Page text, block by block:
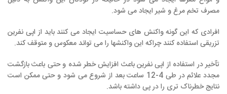
مصرف تخم مرغ و شیر ایجاد می شود.
افرادی که این گونه واکنش های حساسیت ایجاد می کنند باید از اپی نفرین
تزریقی استفاده کنند چراکه این واکنشها را می تواند معکوس و متوقف کند.
تآخیر در استفاده از اپی نفرین باعث افزایش خطر شده و حتی باعث بازگشت
مجدد علائم در طی 4-12 ساعت بعد از شروع می شود و حتی ممکن است
نتایج خطرناک تری را در پی داشته باشد.